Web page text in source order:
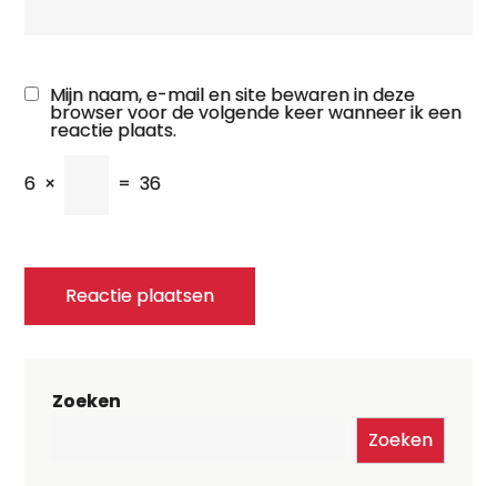
Mijn naam, e-mail en site bewaren in deze
browser voor de volgende keer wanneer ik een
reactie plaats.
6 × = 36
Zoeken
Zoeken